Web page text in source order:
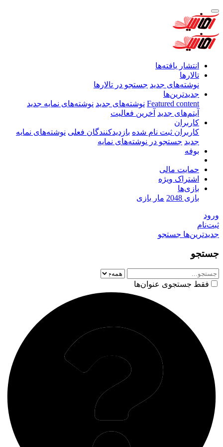
انتشار یافته‌ها
تالارها
نوشته‌های جدید جستجو در تالارها
جدیدترین‌ها
Featured content نوشته‌های جدید نوشته‌های نمایه جدید
آیتم‌های جدید آخرین فعالیت
کاربران
کاربران ثبت نام شده بازدیدکنندگان فعلی نوشته‌های نمایه
جدید جستجو در نوشته‌های نمایه
بوفه
حمایت مالی
اشتراک ویژه
بازی‌ها
بازی 2048
مار بازی
جستجو
فقط جستجوی عنوان‌ها